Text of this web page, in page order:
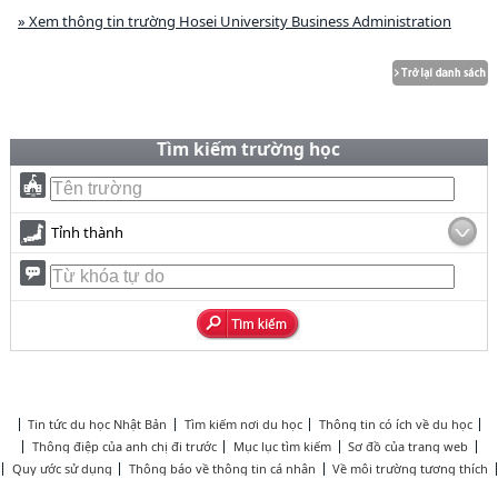
» Xem thông tin trường Hosei University Business Administration
Tìm kiếm trường học
Tỉnh thành
Tin tức du học Nhật Bản Tìm kiếm nơi du học
Thông tin có ích về du học
Thông điệp của anh chị đi trước
Mục lục tìm kiếm
Sơ đồ của trang web
Quy ước sử dụng
Thông báo về thông tin cá nhân Về môi trường tương thích